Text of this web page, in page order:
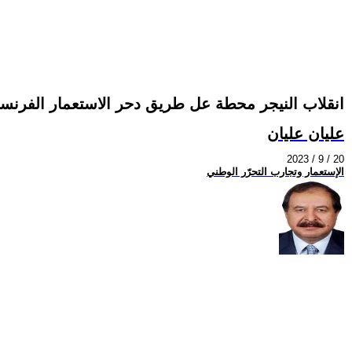
انقلاب النيجر محطة عل طريق دحر الاستعمار
عليان عليان
2023 / 9 / 20
الإستعمار وتجارب التحرّر الوطني